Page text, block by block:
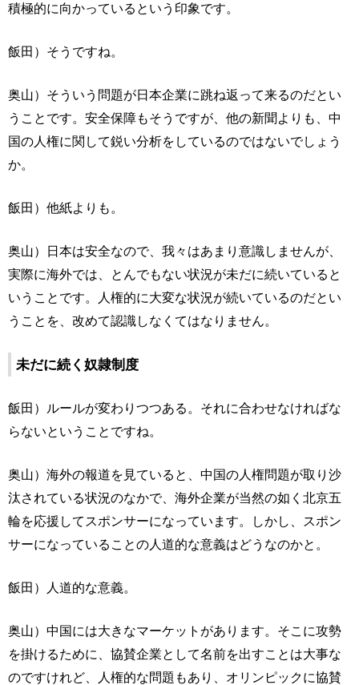
積極的に向かっているという印象です。
飯田）そうですね。
奥山）そういう問題が日本企業に跳ね返って来るのだとい
うことです。安全保障もそうですが、他の新聞よりも、中
国の人権に関して鋭い分析をしているのではないでしょう
か。
飯田）他紙よりも。
奥山）日本は安全なので、我々はあまり意識しませんが、
実際に海外では、とんでもない状況が未だに続いていると
いうことです。人権的に大変な状況が続いているのだとい
うことを、改めて認識しなくてはなりません。
未だに続く奴隷制度
飯田）ルールが変わりつつある。それに合わせなければな
らないということですね。
奥山）海外の報道を見ていると、中国の人権問題が取り沙
汰されている状況のなかで、海外企業が当然の如く北京五
輪を応援してスポンサーになっています。しかし、スポン
サーになっていることの人道的な意義はどうなのかと。
飯田）人道的な意義。
奥山）中国には大きなマーケットがあります。そこに攻勢
を掛けるために、協賛企業として名前を出すことは大事な
のですけれど、人権的な問題もあり、オリンピックに協賛